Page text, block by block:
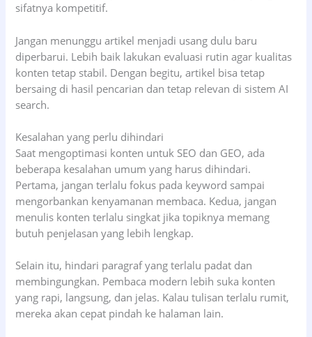
sifatnya kompetitif.
Jangan menunggu artikel menjadi usang dulu baru
diperbarui. Lebih baik lakukan evaluasi rutin agar kualitas
konten tetap stabil. Dengan begitu, artikel bisa tetap
bersaing di hasil pencarian dan tetap relevan di sistem AI
search.
Kesalahan yang perlu dihindari
Saat mengoptimasi konten untuk SEO dan GEO, ada
beberapa kesalahan umum yang harus dihindari.
Pertama, jangan terlalu fokus pada keyword sampai
mengorbankan kenyamanan membaca. Kedua, jangan
menulis konten terlalu singkat jika topiknya memang
butuh penjelasan yang lebih lengkap.
Selain itu, hindari paragraf yang terlalu padat dan
membingungkan. Pembaca modern lebih suka konten
yang rapi, langsung, dan jelas. Kalau tulisan terlalu rumit,
mereka akan cepat pindah ke halaman lain.